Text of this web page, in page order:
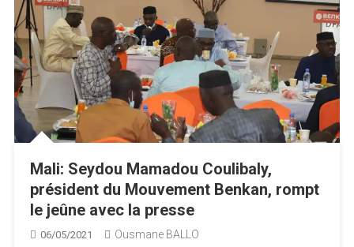
Mali: Seydou Mamadou Coulibaly,
président du Mouvement Benkan, rompt
le jeûne avec la presse
06/05/2021 Ousmane BALLO